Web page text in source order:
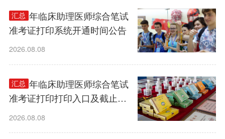
汇总
2026年临床助理医师综合笔试
准考证打印系统开通时间公告
2026.08.08
汇总
2026年临床助理医师综合笔试
准考证打印打印入口及截止时
2026.08.08